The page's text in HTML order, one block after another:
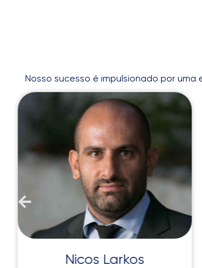
Nosso sucesso é impulsionado por
Nicos Larkos